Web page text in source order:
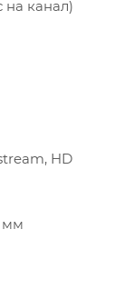
на канал)
HD
мм